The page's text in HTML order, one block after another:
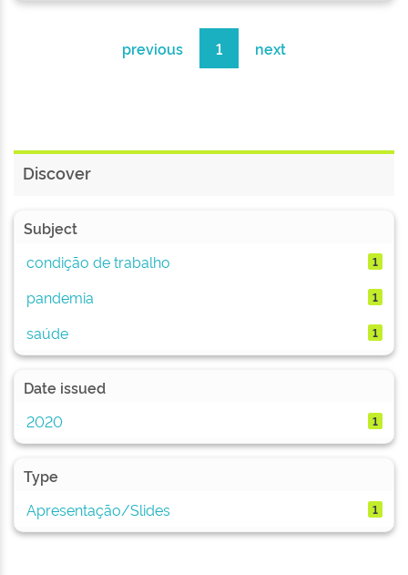
previous 1 next
Discover
Subject
condição de trabalho
1
pandemia 1
saúde 1
Date issued
2020
1
Type
Apresentação/Slides
1